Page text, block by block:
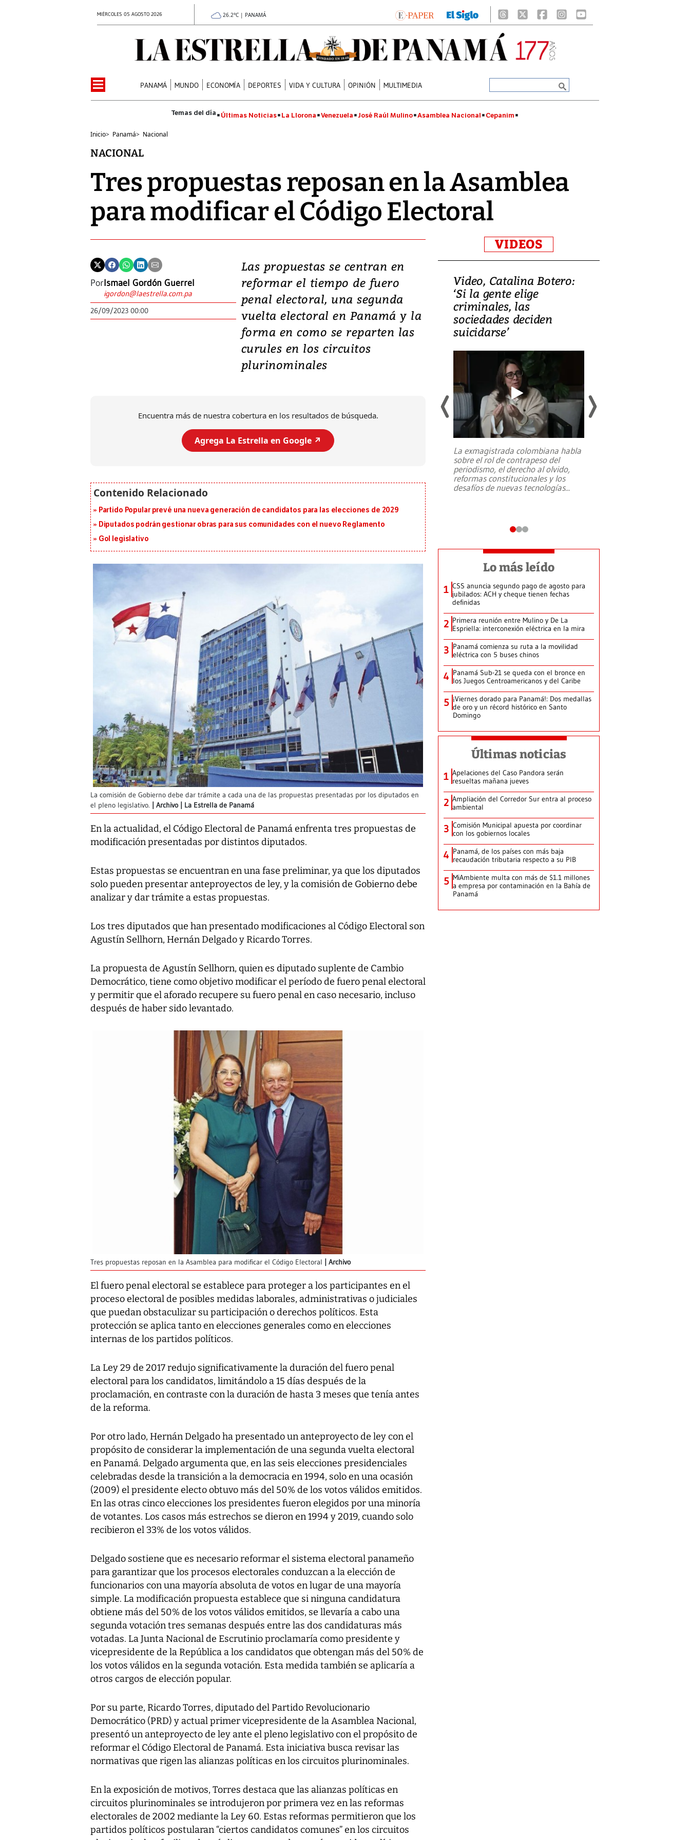
MIÉRCOLES 05 AGOSTO 2026 26.2°C | PANAMÁ
PANAMÁ MUNDO ECONOMÍA DEPORTES VIDA Y CULTURA OPINIÓN MULTIMEDIA
Últimas Noticias La Llorona Venezuela José Raúl Mulino Asamblea Nacional Cepanim
Inicio> Panamá> Nacional
NACIONAL
Tres propuestas reposan en la Asamblea
para modificar el Código Electoral
PorIsmael Gordón Guerrel
igordon@laestrella.com.pa
26/09/2023 00:00
Las propuestas se centran en
reformar el tiempo de fuero
penal electoral, una segunda
vuelta electoral en Panamá y la
forma en como se reparten las
curules en los circuitos
plurinominales
Encuentra más de nuestra cobertura en los resultados de búsqueda.
Agrega La Estrella en Google ↗️
Partido Popular prevé una nueva generación de candidatos para las elecciones de 2029
Diputados podrán gestionar obras para sus comunidades con el nuevo Reglamento
Gol legislativo
La comisión de Gobierno debe dar trámite a cada una de las propuestas presentadas por los diputados en
el pleno legislativo.
Archivo | La Estrella de Panamá
En la actualidad, el Código Electoral de Panamá enfrenta tres propuestas de
modificación presentadas por distintos diputados.
Estas propuestas se encuentran en una fase preliminar, ya que los diputados
solo pueden presentar anteproyectos de ley, y la comisión de Gobierno debe
analizar y dar trámite a estas propuestas.
Los tres diputados que han presentado modificaciones al Código Electoral son
Agustín Sellhorn, Hernán Delgado y Ricardo Torres.
La propuesta de Agustín Sellhorn, quien es diputado suplente de Cambio
Democrático, tiene como objetivo modificar el período de fuero penal electoral
y permitir que el aforado recupere su fuero penal en caso necesario, incluso
después de haber sido levantado.
Tres propuestas reposan en la Asamblea para modificar el Código Electoral Archivo
El fuero penal electoral se establece para proteger a los participantes en el
proceso electoral de posibles medidas laborales, administrativas o judiciales
que puedan obstaculizar su participación o derechos políticos. Esta
protección se aplica tanto en elecciones generales como en elecciones
internas de los partidos políticos.
La Ley 29 de 2017 redujo significativamente la duración del fuero penal
electoral para los candidatos, limitándolo a 15 días después de la
proclamación, en contraste con la duración de hasta 3 meses que tenía antes
de la reforma.
Por otro lado, Hernán Delgado ha presentado un anteproyecto de ley con el
propósito de considerar la implementación de una segunda vuelta electoral
en Panamá. Delgado argumenta que, en las seis elecciones presidenciales
celebradas desde la transición a la democracia en 1994, solo en una ocasión
(2009) el presidente electo obtuvo más del 50% de los votos válidos emitidos.
En las otras cinco elecciones los presidentes fueron elegidos por una minoría
de votantes. Los casos más estrechos se dieron en 1994 y 2019, cuando solo
recibieron el 33% de los votos válidos.
Delgado sostiene que es necesario reformar el sistema electoral panameño
para garantizar que los procesos electorales conduzcan a la elección de
funcionarios con una mayoría absoluta de votos en lugar de una mayoría
simple. La modificación propuesta establece que si ninguna candidatura
obtiene más del 50% de los votos válidos emitidos, se llevaría a cabo una
segunda votación tres semanas después entre las dos candidaturas más
votadas. La Junta Nacional de Escrutinio proclamaría como presidente y
vicepresidente de la República a los candidatos que obtengan más del 50% de
los votos válidos en la segunda votación. Esta medida también se aplicaría a
otros cargos de elección popular.
Por su parte, Ricardo Torres, diputado del Partido Revolucionario
Democrático (PRD) y actual primer vicepresidente de la Asamblea Nacional,
presentó un anteproyecto de ley ante el pleno legislativo con el propósito de
reformar el Código Electoral de Panamá. Esta iniciativa busca revisar las
normativas que rigen las alianzas políticas en los circuitos plurinominales.
En la exposición de motivos, Torres destaca que las alianzas políticas en
circuitos plurinominales se introdujeron por primera vez en las reformas
electorales de 2002 mediante la Ley 60. Estas reformas permitieron que los
partidos políticos postularan “ciertos candidatos comunes” en los circuitos
VIDEOS
Video, Japón: Terremoto
deja heridos y graves
daños en Kumamoto
7,1 se registró este martes 28 de
julio en la prefectura de Kumamoto,
al sur de Japón, provocando una
Video, Catalina Botero:
‘Si la gente elige
criminales, las
sociedades deciden
suicidarse’
La exmagistrada colombiana habla
sobre el rol de contrapeso del
periodismo, el derecho al olvido,
reformas constitucionales y los
desafíos de nuevas tecnologías...
Lo más leído
1 CSS anuncia segundo pago de agosto para
jubilados: ACH y cheque tienen fechas
definidas
2 Primera reunión entre Mulino y De La
Espriella: interconexión eléctrica en la mira
3 Panamá comienza su ruta a la movilidad
eléctrica con 5 buses chinos
4 Panamá Sub-21 se queda con el bronce en
los Juegos Centroamericanos y del Caribe
5 ¡Viernes dorado para Panamá!: Dos medallas
de oro y un récord histórico en Santo
Domingo
Últimas noticias
1 Apelaciones del Caso Pandora serán
resueltas mañana jueves
2 Ampliación del Corredor Sur entra al proceso
ambiental
3 Comisión Municipal apuesta por coordinar
con los gobiernos locales
4 Panamá, de los países con más baja
recaudación tributaria respecto a su PIB
5 MiAmbiente multa con más de $1.1 millones
a empresa por contaminación en la Bahía de
Panamá